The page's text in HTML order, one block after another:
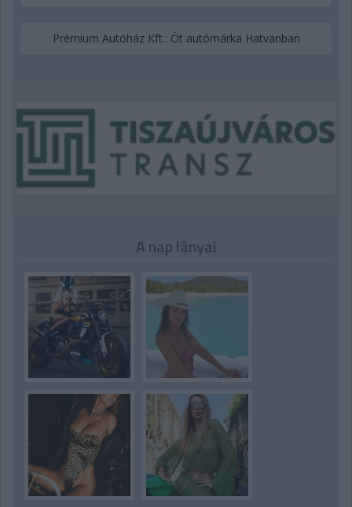
Prémium Autóház Kft.: Öt autómárka Hatvanban
A nap lányai